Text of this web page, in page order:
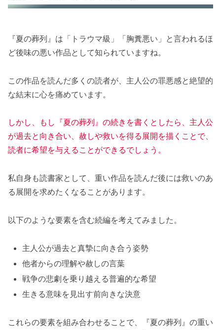
『夏の葬列』は「トラウマ級」「胸糞悪い」と言われるほ
ど後味の悪い作品として知られていますね。
この作品を読んだ多くの読者が、主人公の罪悪感と絶望的
な結末に心を痛めています。
しかし、もし『夏の葬列』の続きを書くとしたら、主人公
が過去と向き合い、赦しや救いを得る展開を描くことで、
読者に希望を与えることができるでしょう。
私自身も読書家として、重い作品を読んだ後には救いのあ
る展開を求めたくなることがあります。
以下のような要素を含む続編を考えてみました。
主人公が過去と真摯に向き合う姿勢
他者からの理解や赦しの言葉
戦争の悲劇を乗り越える普遍的な希望
生きる意味を見出す前向きな決意
これらの要素を組み合わせることで、『夏の葬列』の重い